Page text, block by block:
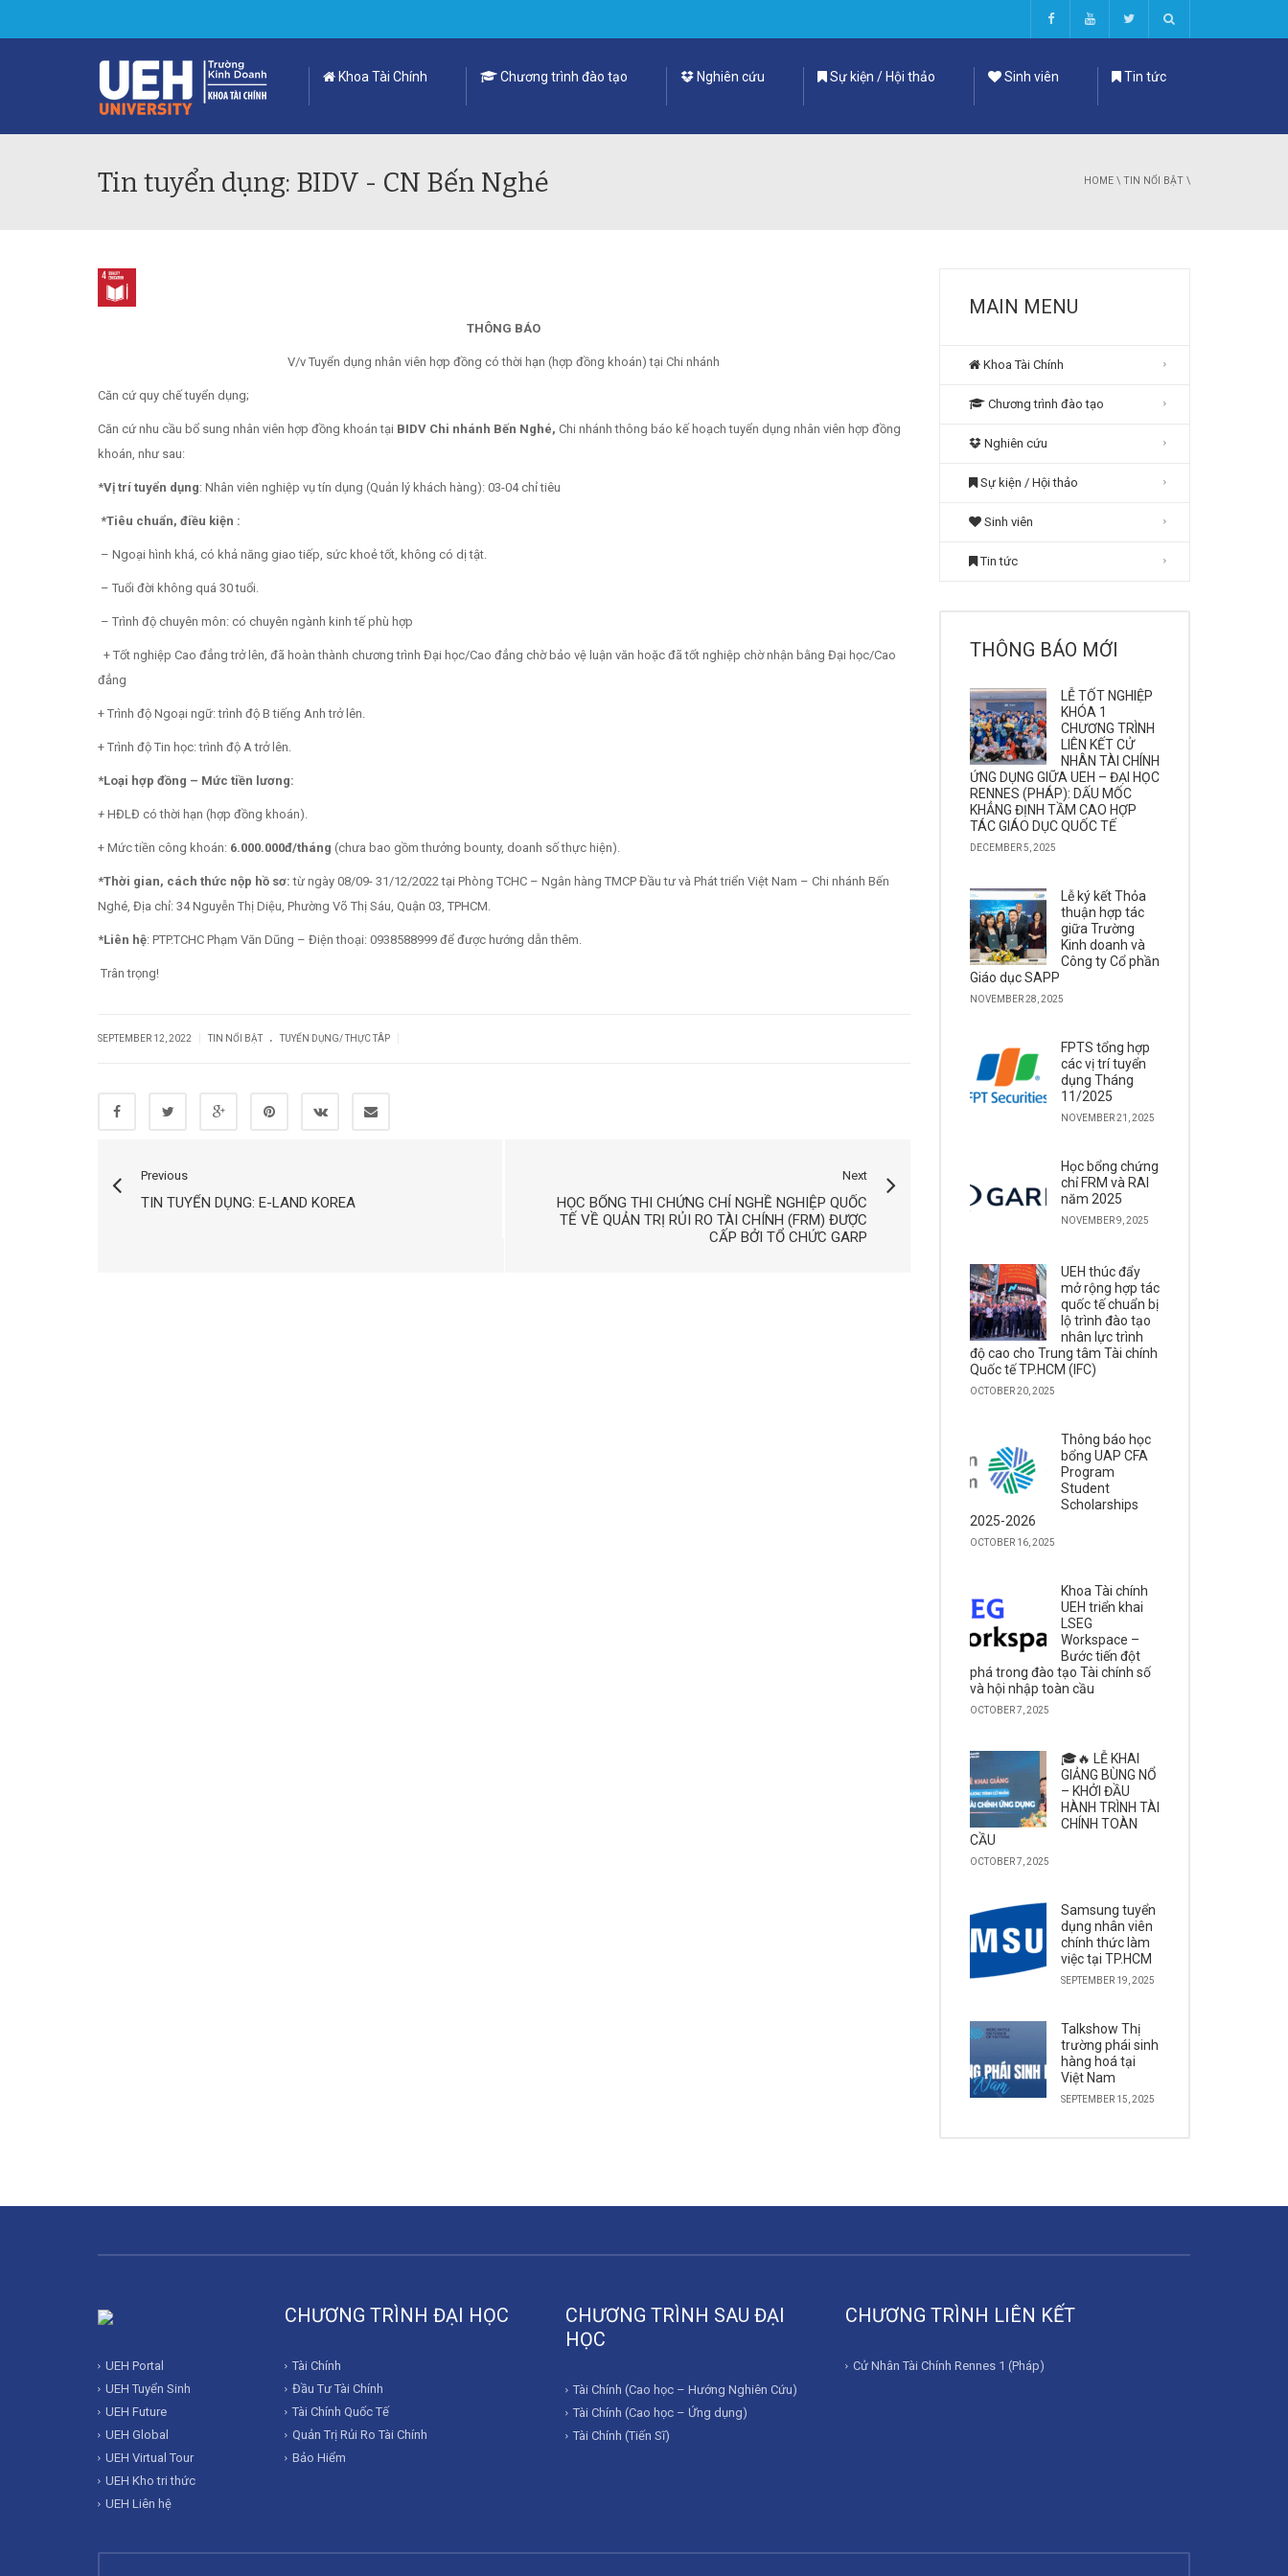
Khoa Tài Chính Chương trình đào tạo Nghiên cứu Sự kiện / Hội thảo Sinh viên Tin tức
Tin tuyển dụng: BIDV - CN Bến Nghé HOME \ TIN NỔI BẬT \
THÔNG BÁO
V/v Tuyển dụng nhân viên hợp đồng có thời hạn (hợp đồng khoán) tại Chi nhánh
Căn cứ quy chế tuyển dụng;
Căn cứ nhu cầu bổ sung nhân viên hợp đồng khoán tại BIDV Chi nhánh Bến Nghé, Chi nhánh thông báo kế hoạch tuyển dụng nhân viên hợp đồng
khoán, như sau:
*Vị trí tuyển dụng: Nhân viên nghiệp vụ tín dụng (Quản lý khách hàng): 03-04 chỉ tiêu
*Tiêu chuẩn, điều kiện :
– Ngoại hình khá, có khả năng giao tiếp, sức khoẻ tốt, không có dị tật.
– Tuổi đời không quá 30 tuổi.
– Trình độ chuyên môn: có chuyên ngành kinh tế phù hợp
+ Tốt nghiệp Cao đẳng trở lên, đã hoàn thành chương trình Đại học/Cao đẳng chờ bảo vệ luận văn hoặc đã tốt nghiệp chờ nhận bằng Đại học/Cao
đẳng
+ Trình độ Ngoại ngữ: trình độ B tiếng Anh trở lên.
+ Trình độ Tin học: trình độ A trở lên.
*Loại hợp đồng – Mức tiền lương:
+ HĐLĐ có thời hạn (hợp đồng khoán).
+ Mức tiền công khoán: 6.000.000đ/tháng (chưa bao gồm thưởng bounty, doanh số thực hiện).
*Thời gian, cách thức nộp hồ sơ: từ ngày 08/09- 31/12/2022 tại Phòng TCHC – Ngân hàng TMCP Đầu tư và Phát triển Việt Nam – Chi nhánh Bến
Nghé, Địa chỉ: 34 Nguyễn Thị Diệu, Phường Võ Thị Sáu, Quận 03, TPHCM.
*Liên hệ: PTP.TCHC Phạm Văn Dũng – Điện thoại: 0938588999 để được hướng dẫn thêm.
Trân trọng!
SEPTEMBER 12, 2022 TIN NỔI BẬT . TUYỂN DỤNG/ THỰC TÂP
Previous
TIN TUYỂN DỤNG: E-LAND KOREA
Next
HỌC BỔNG THI CHỨNG CHỈ NGHỀ NGHIỆP QUỐC
TẾ VỀ QUẢN TRỊ RỦI RO TÀI CHÍNH (FRM) ĐƯỢC
CẤP BỞI TỔ CHỨC GARP
MAIN MENU
Khoa Tài Chính
Chương trình đào tạo
Nghiên cứu
Sự kiện / Hội thảo
Sinh viên
Tin tức
THÔNG BÁO MỚI
LỄ TỐT NGHIỆP
KHÓA 1
CHƯƠNG TRÌNH
LIÊN KẾT CỬ
NHÂN TÀI CHÍNH
ỨNG DỤNG GIỮA UEH – ĐẠI HỌC
RENNES (PHÁP): DẤU MỐC
KHẲNG ĐỊNH TẦM CAO HỢP
TÁC GIÁO DỤC QUỐC TẾ
DECEMBER 5, 2025
Lễ ký kết Thỏa
thuận hợp tác
giữa Trường
Kinh doanh và
Công ty Cổ phần
Giáo dục SAPP
NOVEMBER 28, 2025
FPTS tổng hợp
các vị trí tuyển
dụng Tháng
11/2025
NOVEMBER 21, 2025
Học bổng chứng
chỉ FRM và RAI
năm 2025
NOVEMBER 9, 2025
UEH thúc đẩy
mở rộng hợp tác
quốc tế chuẩn bị
lộ trình đào tạo
nhân lực trình
độ cao cho Trung tâm Tài chính
Quốc tế TP.HCM (IFC)
OCTOBER 20, 2025
Thông báo học
bổng UAP CFA
Program
Student
Scholarships
2025-2026
OCTOBER 16, 2025
Khoa Tài chính
UEH triển khai
LSEG
Workspace –
Bước tiến đột
phá trong đào tạo Tài chính số
và hội nhập toàn cầu
OCTOBER 7, 2025
🎓🔥 LỄ KHAI
GIẢNG BÙNG NỔ
– KHỞI ĐẦU
HÀNH TRÌNH TÀI
CHÍNH TOÀN
CẦU
OCTOBER 7, 2025
Samsung tuyển
dụng nhân viên
chính thức làm
việc tại TP.HCM
SEPTEMBER 19, 2025
Talkshow Thị
trường phái sinh
hàng hoá tại
Việt Nam
SEPTEMBER 15, 2025
UEH Portal
UEH Tuyển Sinh
UEH Future
UEH Global
UEH Virtual Tour
UEH Kho tri thức
UEH Liên hệ
CHƯƠNG TRÌNH ĐẠI HỌC
Tài Chính
Đầu Tư Tài Chính
Tài Chính Quốc Tế
Quản Trị Rủi Ro Tài Chính
Bảo Hiểm
CHƯƠNG TRÌNH SAU ĐẠI
HỌC
Tài Chính (Cao học – Hướng Nghiên Cứu)
Tài Chính (Cao học – Ứng dụng)
Tài Chính (Tiến Sĩ)
CHƯƠNG TRÌNH LIÊN KẾT
Cử Nhân Tài Chính Rennes 1 (Pháp)